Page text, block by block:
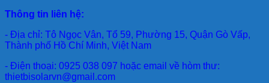
Thông tin liên hệ:
- Địa chỉ: Tô Ngọc Vân, Tổ 59, Phường 15, Quận Gò Vấp,
Thành phố Hồ Chí Minh, Việt Nam
- Điện thoại: 0925 038 097 hoặc email về hòm thư:
thietbisolarvn@gmail.com